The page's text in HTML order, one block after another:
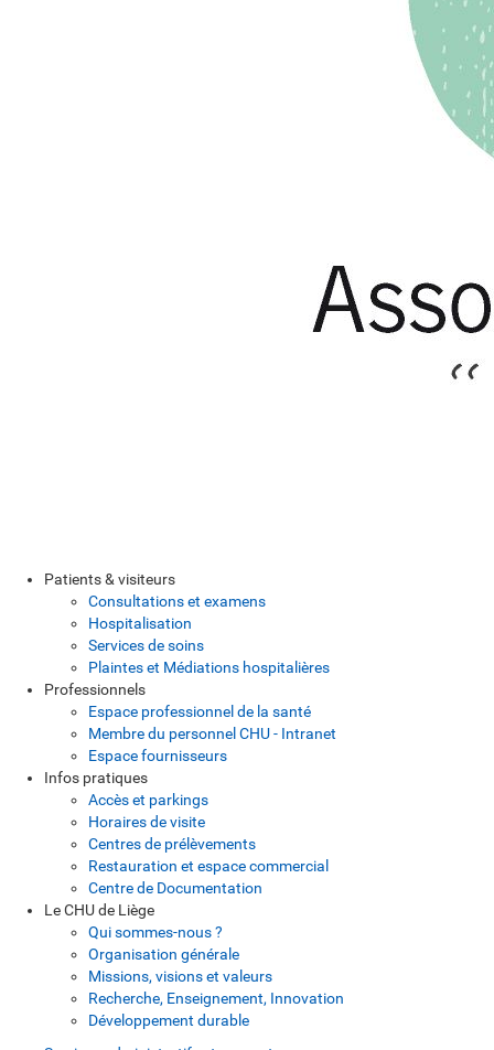
Patients & visiteurs
Consultations et examens
Hospitalisation
Services de soins
Plaintes et Médiations hospitalières
Professionnels
Espace professionnel de la santé
Membre du personnel CHU - Intranet
Espace fournisseurs
Infos pratiques
Accès et parkings
Horaires de visite
Centres de prélèvements
Restauration et espace commercial
Centre de Documentation
Le CHU de Liège
Qui sommes-nous ?
Organisation générale
Missions, visions et valeurs
Recherche, Enseignement, Innovation
Développement durable